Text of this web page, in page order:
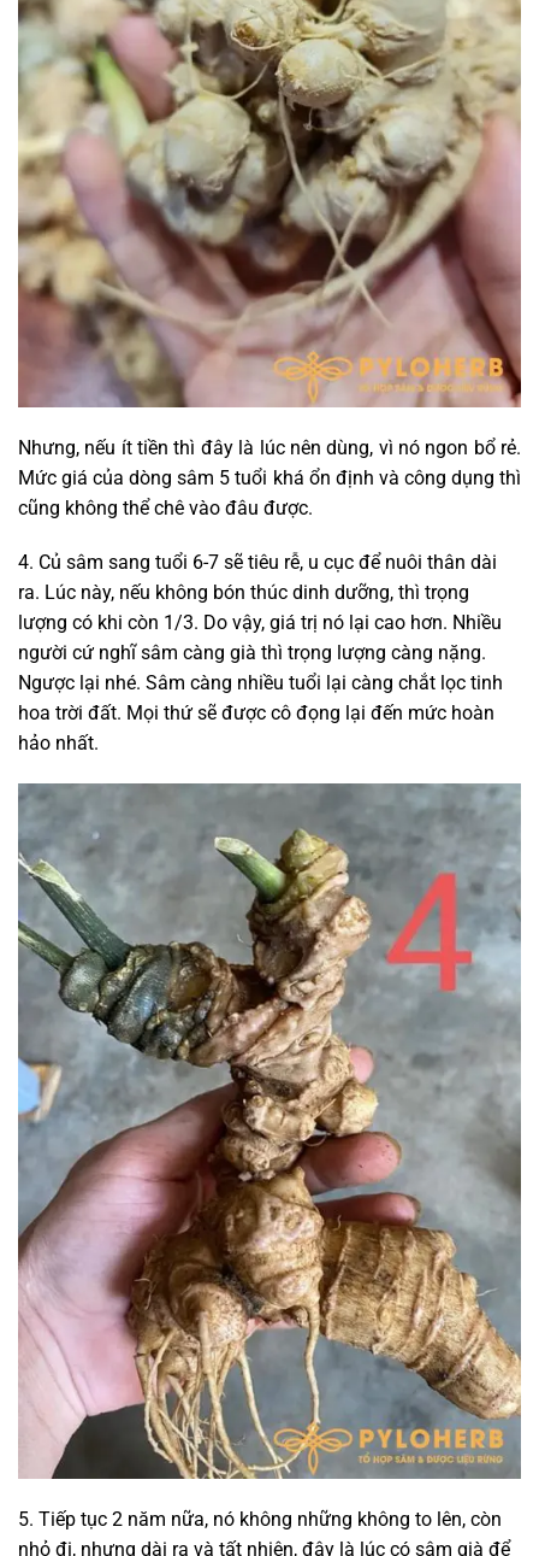
Nhưng, nếu ít tiền thì đây là lúc nên dùng, vì nó ngon bổ rẻ.
Mức giá của dòng sâm 5 tuổi khá ổn định và công dụng thì
cũng không thể chê vào đâu được.
4. Củ sâm sang tuổi 6-7 sẽ tiêu rễ, u cục để nuôi thân dài
ra. Lúc này, nếu không bón thúc dinh dưỡng, thì trọng
lượng có khi còn 1/3. Do vậy, giá trị nó lại cao hơn. Nhiều
người cứ nghĩ sâm càng già thì trọng lượng càng nặng.
Ngược lại nhé. Sâm càng nhiều tuổi lại càng chắt lọc tinh
hoa trời đất. Mọi thứ sẽ được cô đọng lại đến mức hoàn
hảo nhất.
5. Tiếp tục 2 năm nữa, nó không những không to lên, còn
nhỏ đi, nhưng dài ra và tất nhiên, đây là lúc có sâm già để